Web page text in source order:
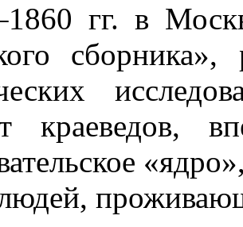
гг. в
сборника»,
краеведов,